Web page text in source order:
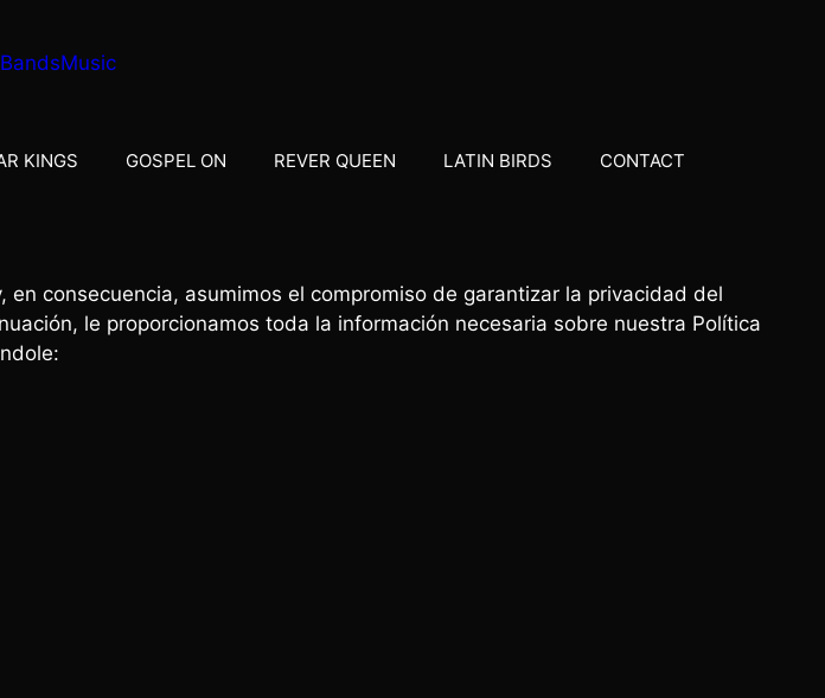
KINGS GOSPEL ON REVER QUEEN LATIN BIRDS CONTACT
consecuencia, asumimos el compromiso de garantizar la privacidad del
le proporcionamos toda la información necesaria sobre nuestra Política